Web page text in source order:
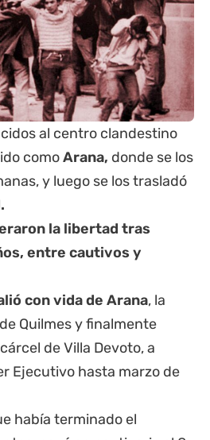
al centro clandestino
comoArana, donde se los
y luego se los trasladó
la libertad tras
entre cautivos y
con vida de Arana, la
Quilmes y finalmente
de Villa Devoto, a
Ejecutivo hasta marzo de
había terminado el